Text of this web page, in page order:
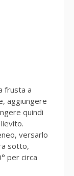
frusta a
aggiungere
quindi
versarlo
sotto,
per circa